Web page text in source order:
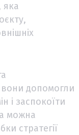
яка
допомогли
і заспокоїти
можна
стратегії